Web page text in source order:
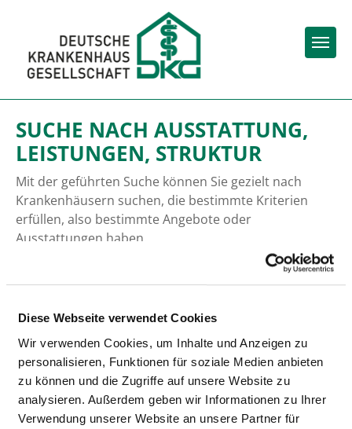
Diese Webseite verwendet Cookies
Wir verwenden Cookies, um Inhalte und Anzeigen zu
personalisieren, Funktionen für soziale Medien anbieten
zu können und die Zugriffe auf unsere Website zu
analysieren. Außerdem geben wir Informationen zu Ihrer
Verwendung unserer Website an unsere Partner für
SUCHE NACH AUSSTATTUNG,
LEISTUNGEN, STRUKTUR
Mit der geführten Suche können Sie gezielt nach
Krankenhäusern suchen, die bestimmte Kriterien
erfüllen, also bestimmte Angebote oder
Ausstattungen haben.
Mit jedem Klick verfeinern Sie das Suchergebnis
Krankenhaus?
Suche in welchem Umkreis?